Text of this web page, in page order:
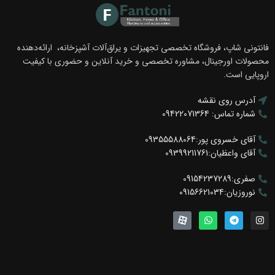
فانتونی شاپ، فروشگاه تخصصی تجهیزات و یراق‌آلات آشپزخانه، ارائه‌دهنده
محصولات اورجینال، مشاوره تخصصی و خرید آنلاین و حضوری با کیفیت
اروپایی است.
آدرس روی نقشه
شماره تماس: 09422071364
آقای خسروی پور:09355588064
آقای واعظیان:09399211761
صفری:09154237289
نوروزیان:09156621034